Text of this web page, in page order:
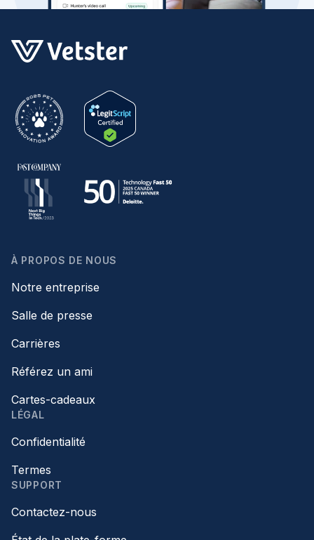
À PROPOS DE NOUS
Notre entreprise
Salle de presse
Carrières
Référez un ami
Cartes-cadeaux
LÉGAL
Confidentialité
Termes
SUPPORT
Contactez-nous